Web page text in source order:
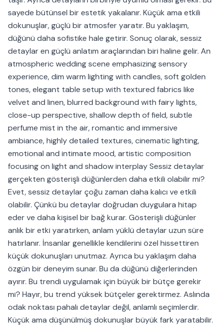
sayede bütünsel bir estetik yakalanır. Küçük ama etkili
dokunuşlar, güçlü bir atmosfer yaratır. Bu yaklaşım,
düğünü daha sofistike hale getirir. Sonuç olarak, sessiz
detaylar en güçlü anlatım araçlarından biri haline gelir. An
atmospheric wedding scene emphasizing sensory
experience, dim warm lighting with candles, soft golden
tones, elegant table setup with textured fabrics like
velvet and linen, blurred background with fairy lights,
close-up perspective, shallow depth of field, subtle
perfume mist in the air, romantic and immersive
ambiance, highly detailed textures, cinematic lighting,
emotional and intimate mood, artistic composition
focusing on light and shadow interplay Sessiz detaylar
gerçekten gösterişli düğünlerden daha etkili olabilir mi?
Evet, sessiz detaylar çoğu zaman daha kalıcı ve etkili
olabilir. Çünkü bu detaylar doğrudan duygulara hitap
eder ve daha kişisel bir bağ kurar. Gösterişli düğünler
anlık bir etki yaratırken, anlam yüklü detaylar uzun süre
hatırlanır. İnsanlar genellikle kendilerini özel hissettiren
küçük dokunuşları unutmaz. Ayrıca bu yaklaşım daha
özgün bir deneyim sunar. Bu da düğünü diğerlerinden
ayırır. Bu trendi uygulamak için büyük bir bütçe gerekir
mi? Hayır, bu trend yüksek bütçeler gerektirmez. Aslında
odak noktası pahalı detaylar değil, anlamlı seçimlerdir.
Küçük ama düşünülmüş dokunuşlar büyük fark yaratabilir.